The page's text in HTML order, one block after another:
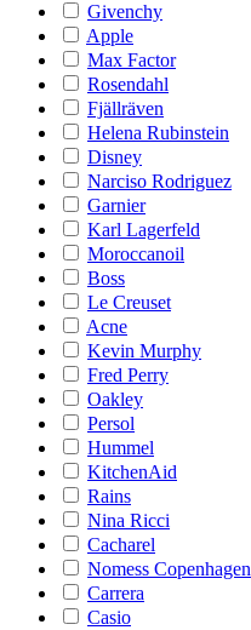
Givenchy
Apple
Max Factor
Rosendahl
Fjällräven
Helena Rubinstein
Disney
Narciso Rodriguez
Garnier
Karl Lagerfeld
Moroccanoil
Boss
Le Creuset
Acne
Kevin Murphy
Fred Perry
Oakley
Persol
Hummel
KitchenAid
Rains
Nina Ricci
Cacharel
Nomess Copenhagen
Carrera
Casio